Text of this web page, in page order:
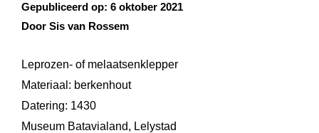
Gepubliceerd op: 6 oktober 2021
Door Sis van Rossem
Leprozen- of melaatsenklepper
Materiaal: berkenhout
Datering: 1430
Museum Batavialand, Lelystad